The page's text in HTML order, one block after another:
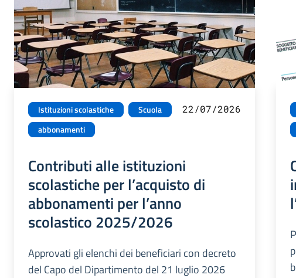
Istituzioni scolastiche
Scuola
abbonamenti
22/07/2026
Contributi alle istituzioni
scolastiche per l’acquisto di
abbonamenti per l’anno
scolastico 2025/2026
Approvati gli elenchi dei beneficiari con decreto
del Capo del Dipartimento del 21 luglio 2026